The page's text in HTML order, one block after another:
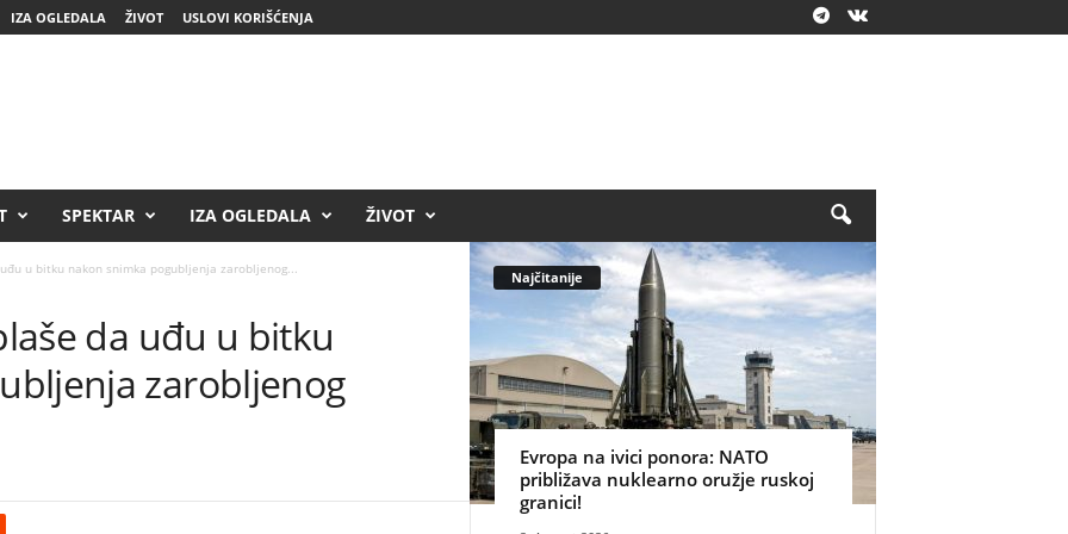
IZA OGLEDALA ŽIVOT USLOVI KORIŠĆENJA
SPEKTAR IZA OGLEDALA ŽIVOT
u bitku nakon snimka pogubljenja zarobljenog...
da uđu u bitku
zarobljenog
Najčitanije
Evropa na ivici ponora: NATO
približava nuklearno oružje ruskoj
granici!